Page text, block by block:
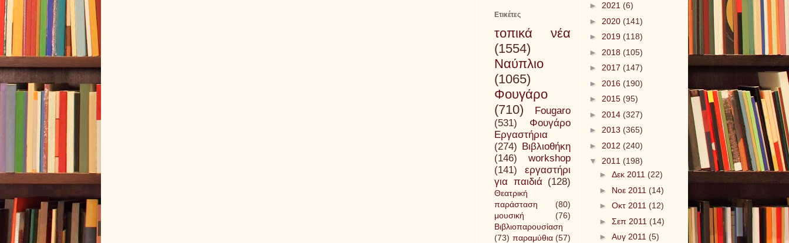
Ετικέτες
τοπικά νέα
(1554)
Ναύπλιο
(1065)
Φουγάρο
(710)
Fougaro
(531)
Φουγάρο
Εργαστήρια
(274) Βιβλιοθήκη
(146)
workshop
(141)
εργαστήρι
για παιδιά (128)
Θεατρική
παράσταση
(80)
μουσική
(76)
Βιβλιοπαρουσίαση
(73) παραμύθια (57)
► 2021 (6)
► 2020 (141)
► 2019 (118)
► 2018 (105)
► 2017 (147)
► 2016 (190)
► 2015 (95)
► 2014 (327)
► 2013 (365)
► 2012 (240)
▼ 2011 (198)
► Δεκ 2011 (22)
► Νοε 2011 (14)
► Οκτ 2011 (12)
► Σεπ 2011 (14)
► Αυγ 2011 (5)